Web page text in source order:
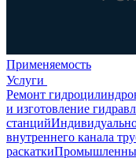
Применяемость
Услуги
Ремонт
и изготовление
станций
внутреннего канала
раскатки